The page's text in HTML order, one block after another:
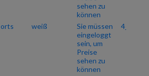
sehen zu
können
weiß
Sie müssen
eingeloggt
sein, um
Preise
sehen zu
können
4_06